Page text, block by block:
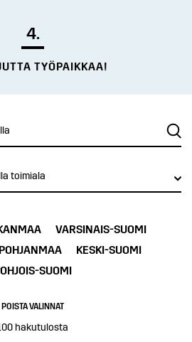
4.
TYÖPAIKKAA!
toimiala
VARSINAIS-SUOMI
POHJANMAA
KESKI-SUOMI
SUOMI
POISTA VALINNAT
hakutulosta